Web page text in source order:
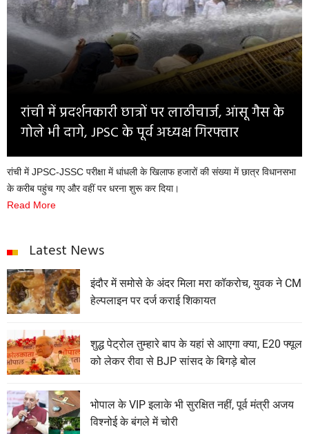
Opinion
Health & Lifestyle
Photo Gallery
Home
रांची में प्रदर्शनकारी छात्रों पर लाठीचार्ज, आंसू गैस के
गोले भी दागे, JPSC के पूर्व अध्यक्ष गिरफ्तार
रांची में JPSC-JSSC परीक्षा में धांधली के खिलाफ हजारों की संख्या में छात्र विधानसभा
के करीब पहुंच गए और वहीं पर धरना शुरू कर दिया।
Read More
Latest News
इंदौर में समोसे के अंदर मिला मरा कॉकरोच, युवक ने CM
हेल्पलाइन पर दर्ज कराई शिकायत
शुद्ध पेट्रोल तुम्हारे बाप के यहां से आएगा क्या, E20 फ्यूल
को लेकर रीवा से BJP सांसद के बिगड़े बोल
भोपाल के VIP इलाके भी सुरक्षित नहीं, पूर्व मंत्री अजय
विश्नोई के बंगले में चोरी